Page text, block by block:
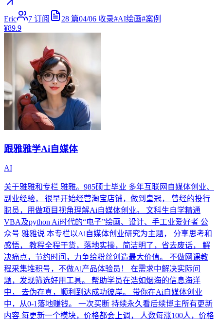
Eric 7 订阅 28 篇04/06 收录#AI绘画#案例
¥89.9
跟雅雅学Ai自媒体
AI
关于雅雅和专栏 雅雅。985硕士毕业 多年互联网自媒体创业、
副业经验， 很早开始经营淘宝店铺，做到皇冠， 曾经的投行
职员，用做项目视角理解Ai自媒体创业。 文科生自学精通
VBA及python Ai时代的“电子”绘画、设计、手工业爱好者 公
众号 雅雅说 本专栏以Ai自媒体创业研究为主题， 分享思考和
感悟， 教程全程干货，落地实操，简洁明了，省去废话， 解
决痛点，节约时间，力争给粉丝创造最大价值。 不做网课教
程采集堆积号，不做Ai产品体验员！ 在需求中解决实际问
题，发现筛选好用工具。 帮助学员在浩如烟海的信息海洋
中， 去伪存真，顺利到达成功彼岸。 带你在Ai自媒体创业
中，从0-1落地赚钱。 一次买断 持续永久看后续博主所有更新
内容 每更新一个模块，价格都会上调， 人数每涨100人，价格